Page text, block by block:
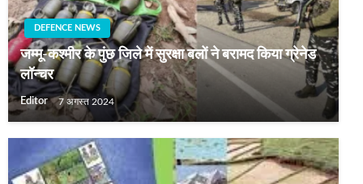
DEFENCE NEWS
जम्मू-कश्मीर के पुंछ जिले में सुरक्षा बलों ने बरामद किया ग्रेनेड
लॉन्चर
Editor 7 अगस्त 2024